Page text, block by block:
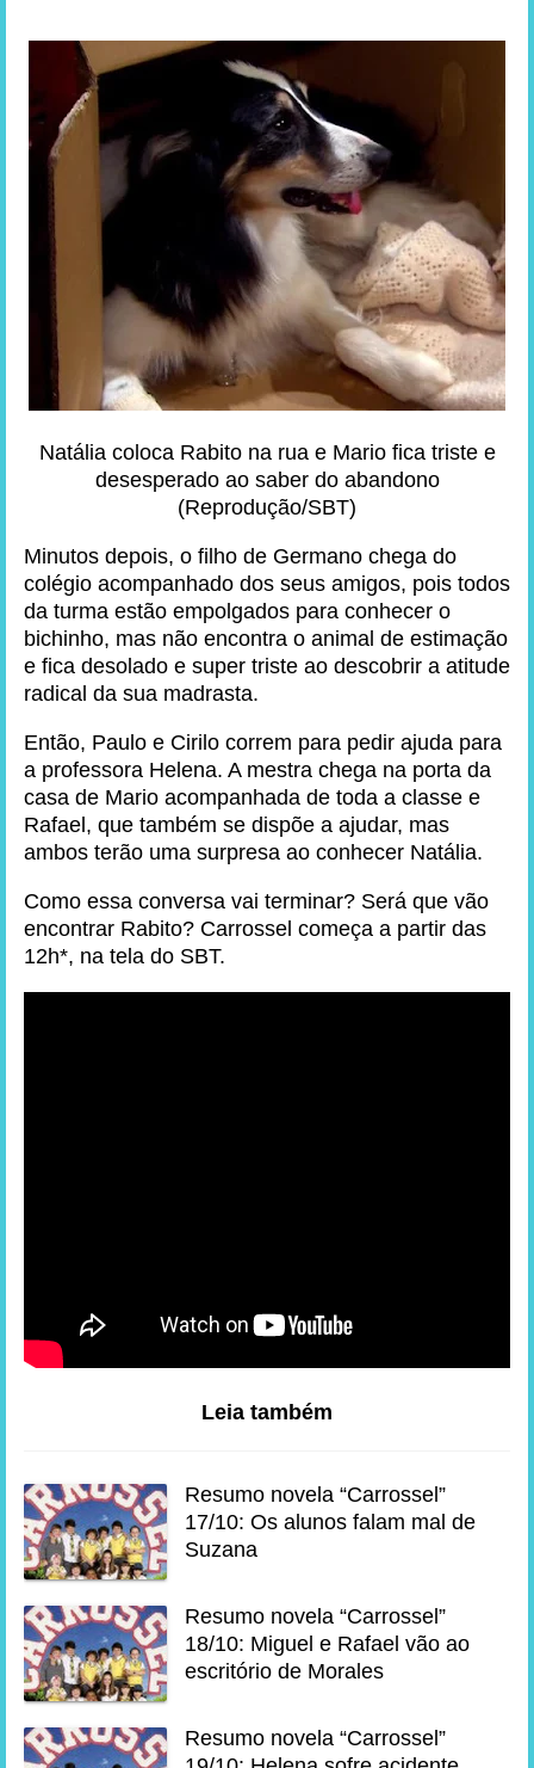
Natália coloca Rabito na rua e Mario fica triste e
desesperado ao saber do abandono
(Reprodução/SBT)
Minutos depois, o filho de Germano chega do
colégio acompanhado dos seus amigos, pois todos
da turma estão empolgados para conhecer o
bichinho, mas não encontra o animal de estimação
e fica desolado e super triste ao descobrir a atitude
radical da sua madrasta.
Então, Paulo e Cirilo correm para pedir ajuda para
a professora Helena. A mestra chega na porta da
casa de Mario acompanhada de toda a classe e
Rafael, que também se dispõe a ajudar, mas
ambos terão uma surpresa ao conhecer Natália.
Como essa conversa vai terminar? Será que vão
encontrar Rabito? Carrossel começa a partir das
12h*, na tela do SBT.
Leia também
Resumo novela “Carrossel”
17/10: Os alunos falam mal de
Suzana
Resumo novela “Carrossel”
18/10: Miguel e Rafael vão ao
escritório de Morales
Resumo novela “Carrossel”